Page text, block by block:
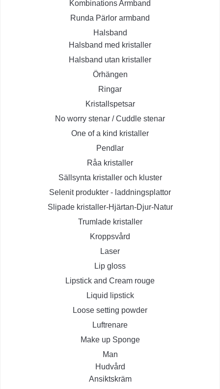
Kombinations Armband
Runda Pärlor armband
Halsband
Halsband med kristaller
Halsband utan kristaller
Örhängen
Ringar
Kristallspetsar
No worry stenar / Cuddle stenar
One of a kind kristaller
Pendlar
Råa kristaller
Sällsynta kristaller och kluster
Selenit produkter - laddningsplattor
Slipade kristaller-Hjärtan-Djur-Natur
Trumlade kristaller
Kroppsvård
Laser
Lip gloss
Lipstick and Cream rouge
Liquid lipstick
Loose setting powder
Luftrenare
Make up Sponge
Man
Hudvård
Ansiktskräm